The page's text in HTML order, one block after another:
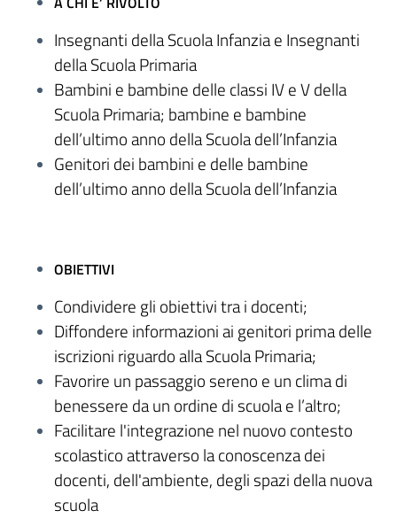
Insegnanti della Scuola Infanzia e Insegnanti
della Scuola Primaria
Bambini e bambine delle classi IV e V della
Scuola Primaria; bambine e bambine
dell’ultimo anno della Scuola dell’Infanzia
Genitori dei bambini e delle bambine
dell’ultimo anno della Scuola dell’Infanzia
OBIETTIVI
Condividere gli obiettivi tra i docenti;
Diffondere informazioni ai genitori prima delle
iscrizioni riguardo alla Scuola Primaria;
Favorire un passaggio sereno e un clima di
benessere da un ordine di scuola e l’altro;
Facilitare l'integrazione nel nuovo contesto
scolastico attraverso la conoscenza dei
docenti, dell'ambiente, degli spazi della nuova
scuola